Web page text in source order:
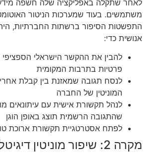
לאחר שתקלה באפליקציה שלה חשפה
משתמשים. בעוד שמערכות הניטור
התפשטות הסיפור ברשתות החברתיות,
אנושית כדי:
להבין את ההקשר הישראלי הספציפי
פרטיות בתרבות המקומית
לנסח תגובה שמאזנת בין קבלת
המוניטין של החברה
לנהל תקשורת אישית עם עיתונאים
שהתגובה הרשמית תוצג באופן הוגן
לפתח אסטרטגיית תקשורת ארוכת
מקרה 2: שיפור מוניטין דיגיטלי לרופא בכיר